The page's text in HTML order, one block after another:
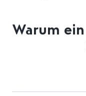
Warum